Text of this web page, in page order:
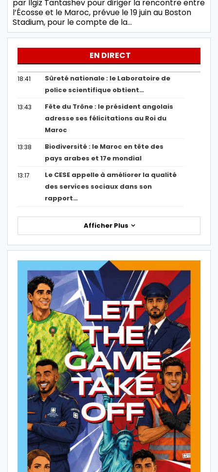
par Ilgiz Tantashev pour diriger la rencontre entre
l’Écosse et le Maroc, prévue le 19 juin au Boston
Stadium, pour le compte de la…
EN DIRECT
18:41
Sûreté nationale : le Laboratoire de
police scientifique obtient…
13:43
Fête du Trône : le président angolais
adresse ses félicitations au Roi du
Maroc
13:38
Biodiversité : le Maroc en tête des
pays arabes et 17e mondial
13:17
Le CESE appelle à améliorer la qualité
des services sociaux dans son
rapport…
Afficher Plus